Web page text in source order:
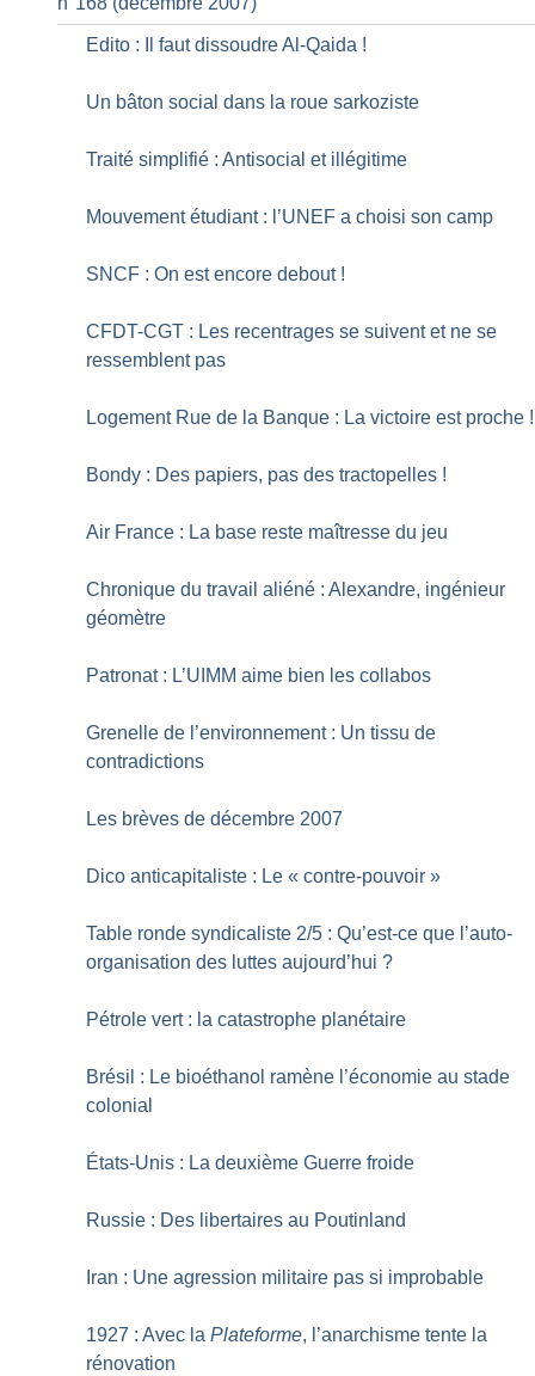
Edito : Il faut dissoudre Al-Qaida !
Un bâton social dans la roue sarkoziste
Traité simplifié : Antisocial et illégitime
Mouvement étudiant : l’UNEF a choisi son camp
SNCF : On est encore debout !
CFDT-CGT : Les recentrages se suivent et ne se
ressemblent pas
Logement Rue de la Banque : La victoire est proche !
Bondy : Des papiers, pas des tractopelles !
Air France : La base reste maîtresse du jeu
Chronique du travail aliéné : Alexandre, ingénieur
géomètre
Patronat : L’UIMM aime bien les collabos
Grenelle de l’environnement : Un tissu de
contradictions
Les brèves de décembre 2007
Dico anticapitaliste : Le « contre-pouvoir »
Table ronde syndicaliste 2/5 : Qu’est-ce que l’auto-
organisation des luttes aujourd’hui ?
Pétrole vert : la catastrophe planétaire
Brésil : Le bioéthanol ramène l’économie au stade
colonial
États-Unis : La deuxième Guerre froide
Russie : Des libertaires au Poutinland
Iran : Une agression militaire pas si improbable
1927 : Avec laPlateforme, l’anarchisme tente la
rénovation